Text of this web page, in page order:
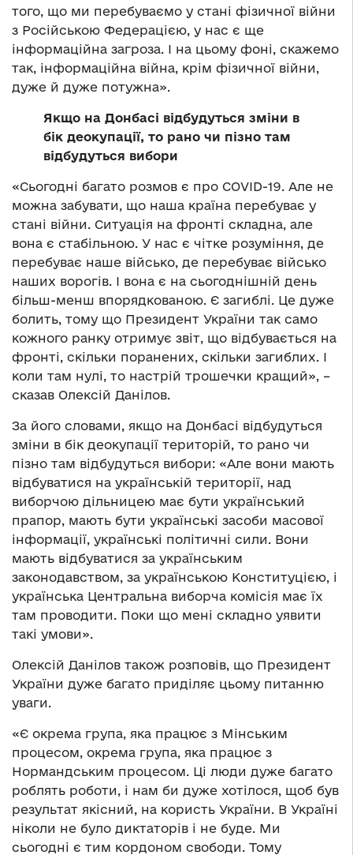
того, що ми перебуваємо у стані фізичної війни
з Російською Федерацією, у нас є ще
інформаційна загроза. І на цьому фоні, скажемо
так, інформаційна війна, крім фізичної війни,
дуже й дуже потужна».
Якщо на Донбасі відбудуться зміни в
бік деокупації, то рано чи пізно там
відбудуться вибори
«Сьогодні багато розмов є про COVID-19. Але не
можна забувати, що наша країна перебуває у
стані війни. Ситуація на фронті складна, але
вона є стабільною. У нас є чітке розуміння, де
перебуває наше військо, де перебуває військо
наших ворогів. І вона є на сьогоднішній день
більш-менш впорядкованою. Є загиблі. Це дуже
болить, тому що Президент України так само
кожного ранку отримує звіт, що відбувається на
фронті, скільки поранених, скільки загиблих. І
коли там нулі, то настрій трошечки кращий», –
сказав Олексій Данілов.
За його словами, якщо на Донбасі відбудуться
зміни в бік деокупації територій, то рано чи
пізно там відбудуться вибори: «Але вони мають
відбуватися на українській території, над
виборчою дільницею має бути український
прапор, мають бути українські засоби масової
інформації, українські політичні сили. Вони
мають відбуватися за українським
законодавством, за українською Конституцією, і
українська Центральна виборча комісія має їх
там проводити. Поки що мені складно уявити
такі умови».
Олексій Данілов також розповів, що Президент
України дуже багато приділяє цьому питанню
уваги.
«Є окрема група, яка працює з Мінським
процесом, окрема група, яка працює з
Нормандським процесом. Ці люди дуже багато
роблять роботи, і нам би дуже хотілося, щоб був
результат якісний, на користь України. В Україні
ніколи не було диктаторів і не буде. Ми
сьогодні є тим кордоном свободи. Тому